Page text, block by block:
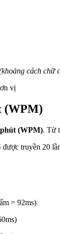
cách chữ
vị
(WPM)
(WPM). Từ
được truyền 20
= 92ms)